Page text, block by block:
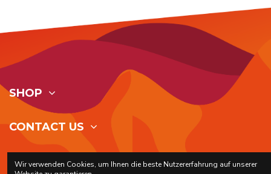
SHOP
CONTACT US
FOLLOW US
Wir verwenden Cookies, um Ihnen die beste Nutzererfahrung auf unserer